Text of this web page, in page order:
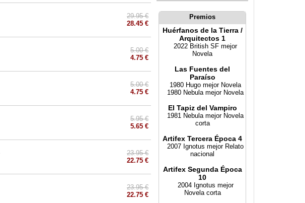
29.95 €
28.45 €
5.00 €
4.75 €
5.00 €
4.75 €
5.95 €
5.65 €
23.95 €
22.75 €
23.95 €
22.75 €
Premios
Huérfanos de la Tierra /
Arquitectos 1
2022 British SF mejor
Novela
Las Fuentes del
Paraíso
1980 Hugo mejor Novela
1980 Nebula mejor Novela
El Tapiz del Vampiro
1981 Nebula mejor Novela
corta
Artifex Tercera Época 4
2007 Ignotus mejor Relato
nacional
Artifex Segunda Época
10
2004 Ignotus mejor
Novela corta